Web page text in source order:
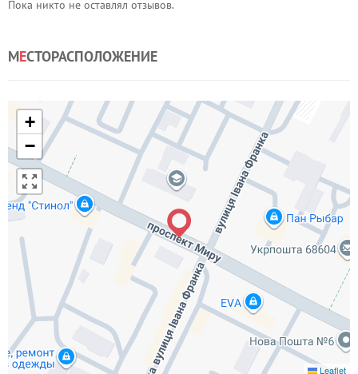
Пока никто не оставлял отзывов.
МЕСТОРАСПОЛОЖЕНИЕ
+
−
Leaflet